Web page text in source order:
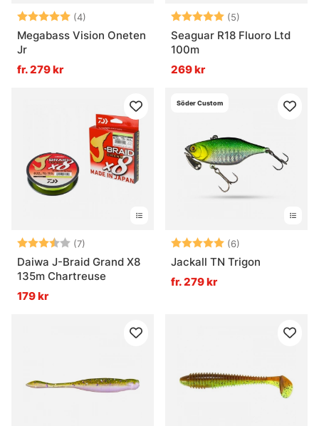
Betyg: (4)
5.0 utav 5 stjärnor
Megabass Vision Oneten
Jr
fr. 279 kr
Betyg: (5)
Seaguar R18 Fluoro Ltd
100m
269 kr
Betyg: (7)
3.9 utav 5 stjärnor
Daiwa J-Braid Grand X8
135m Chartreuse
179 kr
Söder Custom
Betyg: (6)
Jackall TN Trigon
fr. 279 kr